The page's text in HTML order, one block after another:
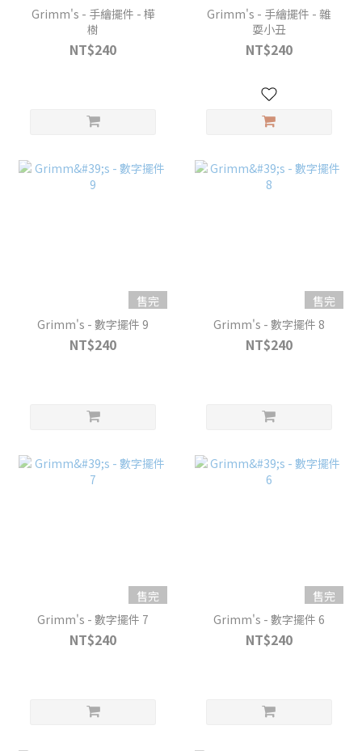
Grimm's - 手繪擺件 - 樺
樹
NT$240
Grimm's - 手繪擺件 - 雜
耍小丑
NT$240
售完
Grimm's - 數字擺件 9
NT$240
售完
Grimm's - 數字擺件 8
NT$240
售完
Grimm's - 數字擺件 7
NT$240
售完
Grimm's - 數字擺件 6
NT$240